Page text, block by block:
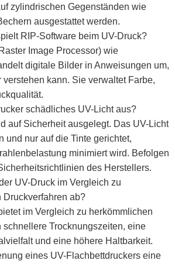
zylindrischen Gegenständen wie
ausgestattet werden.
RIP-Software beim UV-Druck?
Image Processor) wie
digitale Bilder in Anweisungen um,
verstehen kann. Sie verwaltet Farbe,
schädliches UV-Licht aus?
auf Sicherheit ausgelegt. Das UV-Licht
und nur auf die Tinte gerichtet,
minimiert wird. Befolgen
des Herstellers.
UV-Druck im Vergleich zu
Druckverfahren ab?
im Vergleich zu herkömmlichen
schnellere Trocknungszeiten, eine
und eine höhere Haltbarkeit.
eines UV-Flachbettdruckers eine